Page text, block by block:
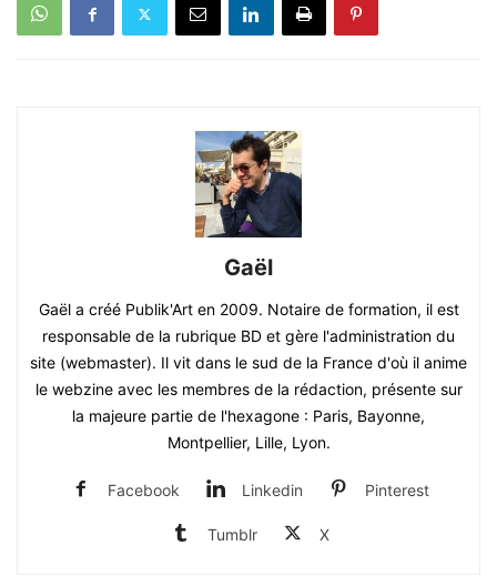
Gaël
Gaël a créé Publik'Art en 2009. Notaire de formation, il est
responsable de la rubrique BD et gère l'administration du
site (webmaster). Il vit dans le sud de la France d'où il anime
le webzine avec les membres de la rédaction, présente sur
la majeure partie de l'hexagone : Paris, Bayonne,
Montpellier, Lille, Lyon.
Facebook Linkedin Pinterest
Tumblr X